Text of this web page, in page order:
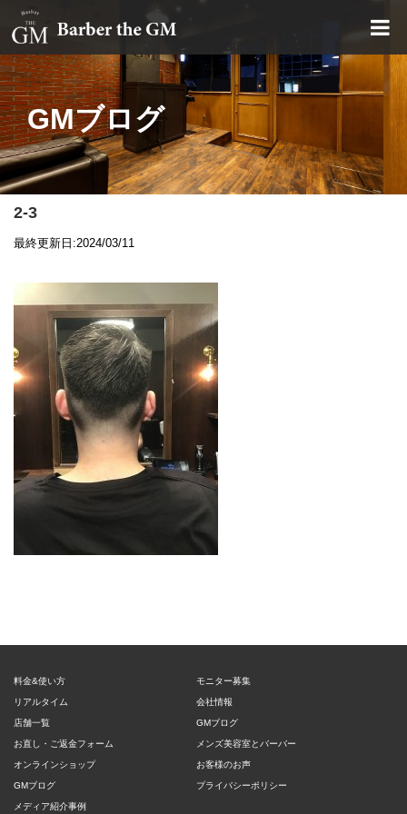
大阪・本町｜大人の散髪屋
GMブログ
2-3
最終更新日:2024/03/11
料金&使い方
リアルタイム
店舗一覧
お直し・ご返金フォーム
オンラインショップ
GMブログ
メディア紹介事例
モニター募集
会社情報
GMブログ
メンズ美容室とバーバー
お客様のお声
プライバシーポリシー